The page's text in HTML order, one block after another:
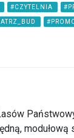
#CZYTELNIA
modułową